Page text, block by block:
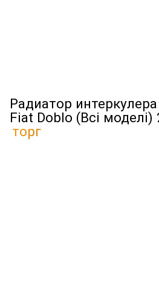
Радиатор интеркулера
Fiat Doblo (Всі моделі)
торг